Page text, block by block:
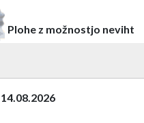
Plohe z možnostjo neviht